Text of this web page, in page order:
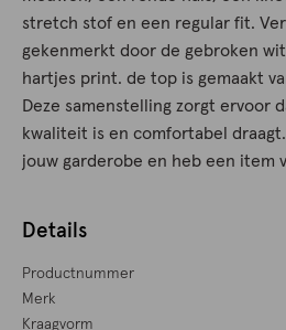
stretch stof en een regular fit.
gekenmerkt door de gebroken
hartjes print. de top is gemaakt
Deze samenstelling zorgt ervoor
kwaliteit is en comfortabel
jouw garderobe en heb een item
Details
Productnummer
Merk
Kraagvorm